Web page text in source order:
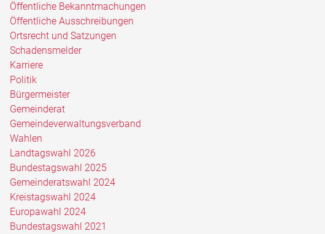
Öffentliche Bekanntmachungen
Öffentliche Ausschreibungen
Ortsrecht und Satzungen
Schadensmelder
Karriere
Politik
Bürgermeister
Gemeinderat
Gemeindeverwaltungsverband
Wahlen
Landtagswahl 2026
Bundestagswahl 2025
Gemeinderatswahl 2024
Kreistagswahl 2024
Europawahl 2024
Bundestagswahl 2021